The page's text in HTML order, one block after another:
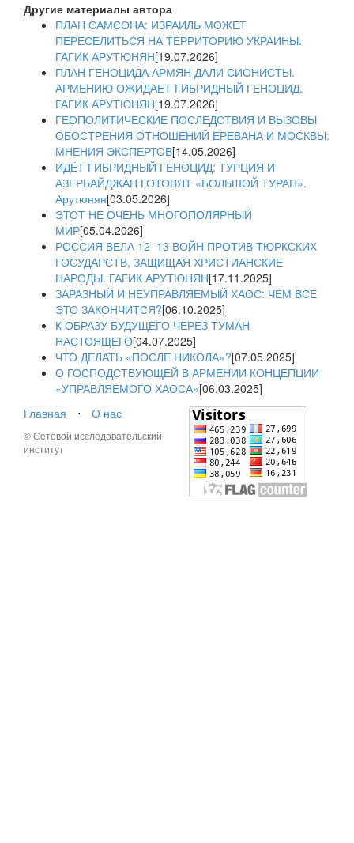
Другие материалы автора
ПЛАН САМСОНА: ИЗРАИЛЬ МОЖЕТ
ПЕРЕСЕЛИТЬСЯ НА ТЕРРИТОРИЮ УКРАИНЫ.
ГАГИК АРУТЮНЯН[19.07.2026]
ПЛАН ГЕНОЦИДА АРМЯН ДАЛИ СИОНИСТЫ.
АРМЕНИЮ ОЖИДАЕТ ГИБРИДНЫЙ ГЕНОЦИД.
ГАГИК АРУТЮНЯН[19.07.2026]
ГЕОПОЛИТИЧЕСКИЕ ПОСЛЕДСТВИЯ И ВЫЗОВЫ
ОБОСТРЕНИЯ ОТНОШЕНИЙ ЕРЕВАНА И МОСКВЫ:
МНЕНИЯ ЭКСПЕРТОВ[14.05.2026]
ИДЁТ ГИБРИДНЫЙ ГЕНОЦИД: ТУРЦИЯ И
АЗЕРБАЙДЖАН ГОТОВЯТ «БОЛЬШОЙ ТУРАН».
Арутюнян[03.05.2026]
ЭТОТ НЕ ОЧЕНЬ МНОГОПОЛЯРНЫЙ
МИР[05.04.2026]
РОССИЯ ВЕЛА 12–13 ВОЙН ПРОТИВ ТЮРКСКИХ
ГОСУДАРСТВ, ЗАЩИЩАЯ ХРИСТИАНСКИЕ
НАРОДЫ. ГАГИК АРУТЮНЯН[17.11.2025]
ЗАРАЗНЫЙ И НЕУПРАВЛЯЕМЫЙ ХАОС: ЧЕМ ВСЕ
ЭТО ЗАКОНЧИТСЯ?[06.10.2025]
К ОБРАЗУ БУДУЩЕГО ЧЕРЕЗ ТУМАН
НАСТОЯЩЕГО[04.07.2025]
ЧТО ДЕЛАТЬ «ПОСЛЕ НИКОЛА»?[07.05.2025]
О ГОСПОДСТВУЮЩЕЙ В АРМЕНИИ КОНЦЕПЦИИ
«УПРАВЛЯЕМОГО ХАОСА»[06.03.2025]
Главная
⋅ О нас
© Сетевой исследовательский
институт